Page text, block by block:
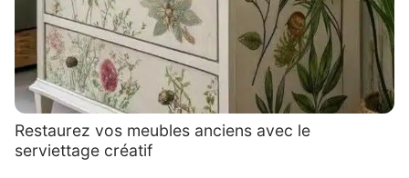
Restaurez vos meubles anciens avec le
serviettage créatif